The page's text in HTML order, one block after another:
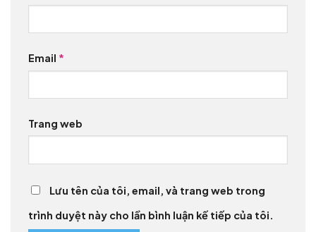
Email *
Trang web
Lưu tên của tôi, email, và trang web trong
trình duyệt này cho lần bình luận kế tiếp của tôi.